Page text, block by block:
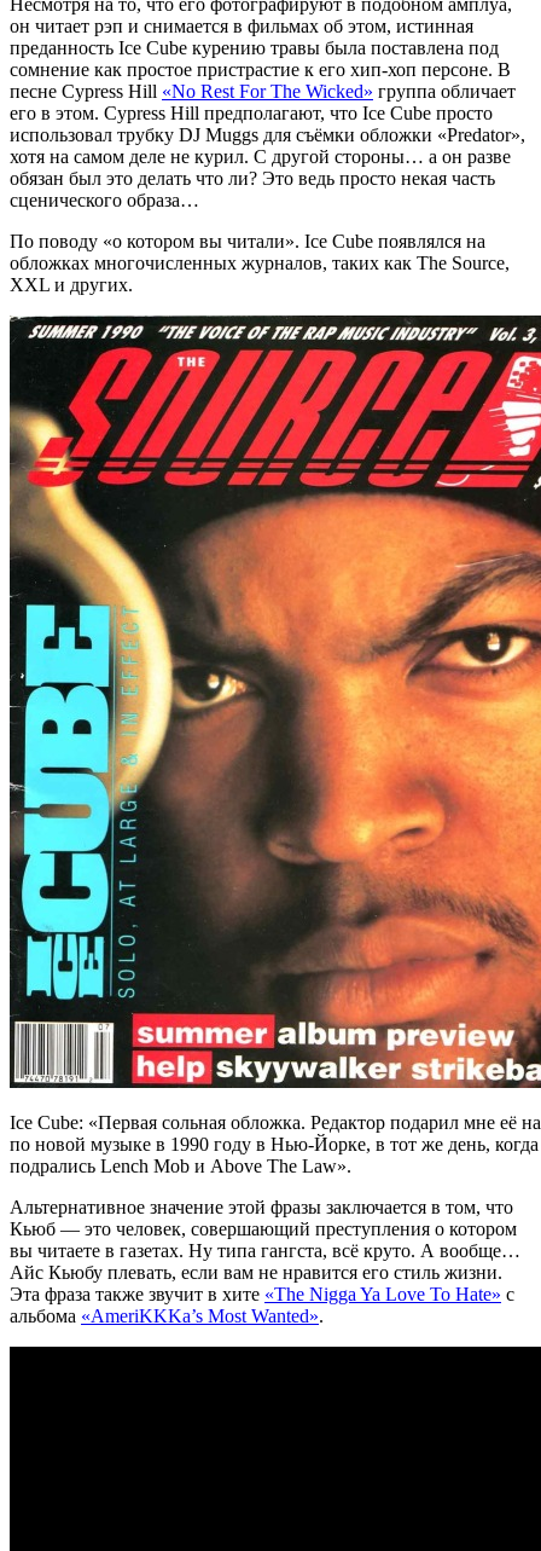
он читает рэп и снимается в фильмах об этом, истинная
преданность Ice Cube курению травы была поставлена под
сомнение как простое пристрастие к его хип-хоп персоне. В
песне Cypress Hill «No Rest For The Wicked» группа обличает
его в этом. Cypress Hill предполагают, что Ice Cube просто
использовал трубку DJ Muggs для съёмки обложки «Predator»,
хотя на самом деле не курил. С другой стороны… а он разве
обязан был это делать что ли? Это ведь просто некая часть
сценического образа…
По поводу «о котором вы читали». Ice Cube появлялся на
обложках многочисленных журналов, таких как The Source,
XXL и других.
Ice Cube: «Первая сольная обложка. Редактор подарил мне её
по новой музыке в 1990 году в Нью-Йорке, в тот же день,
подрались Lench Mob и Above The Law».
Альтернативное значение этой фразы заключается в том, что
Кьюб — это человек, совершающий преступления о котором
вы читаете в газетах. Ну типа гангста, всё круто. А вообще…
Айс Кьюбу плевать, если вам не нравится его стиль жизни.
Эта фраза также звучит в хите «The Nigga Ya Love To Hate» с
альбома «AmeriKKKa’s Most Wanted».